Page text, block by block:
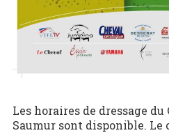
Les horaires de dressage
Saumur sont disponible. Le